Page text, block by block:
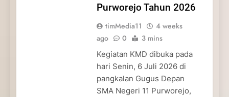
Purworejo Tahun 2026
timMedia11
4 weeks
ago
0 3 mins
Kegiatan KMD dibuka pada
hari Senin, 6 Juli 2026 di
pangkalan Gugus Depan
SMA Negeri 11 Purworejo,